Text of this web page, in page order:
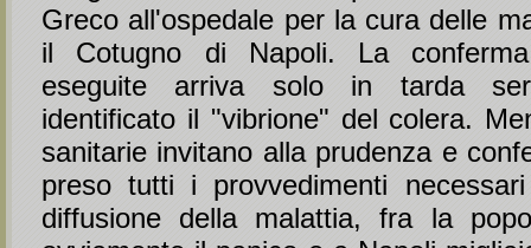
Greco all'ospedale per la cura delle
il Cotugno di Napoli. La
eseguite arriva solo in tarda
identificato il "vibrione" del colera.
sanitarie invitano alla prudenza e
preso tutti i provvedimenti
diffusione della malattia, fra la